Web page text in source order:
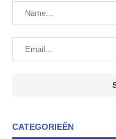
CATEGORIEËN